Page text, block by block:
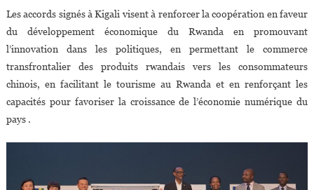
Les accords signés à Kigali visent à renforcer la coopération en faveur
du développement économique du Rwanda en promouvant
l’innovation dans les politiques, en permettant le commerce
transfrontalier des produits rwandais vers les consommateurs
chinois, en facilitant le tourisme au Rwanda et en renforçant les
capacités pour favoriser la croissance de l’économie numérique du
pays .